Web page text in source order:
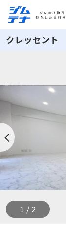
クレッセント
1 / 2